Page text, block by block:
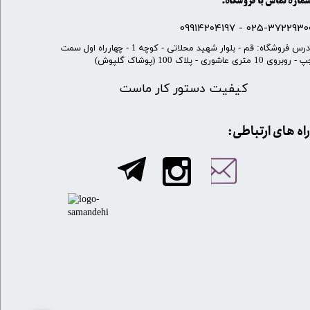
025-37229300 -
کیفیت دستور کار ماست
​آدرس فروشگاه: قم - بلوار شهید محلاتی - کوچه 1 - چهارراه اول سمت
10 متری عاشوری - پلاک 100 (پوشاک گلپوش)
​​راه های ارتباطی: